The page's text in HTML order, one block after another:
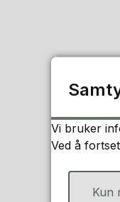
Vi bruker
Ved å
Kun